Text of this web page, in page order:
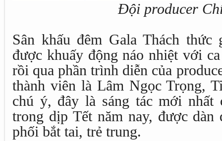
Đội producer
Sân khấu đêm Gala Thách
được khuấy động náo nhiệt với
rồi qua phần trình diễn của
thành viên là Lâm Ngọc Trọng,
chú ý, đây là sáng tác mới nhất
trong dịp Tết năm nay, được
phối bắt tai, trẻ trung.